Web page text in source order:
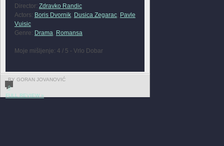
Director: Zdravko Randic
Actors: Boris Dvornik, Dusica Zegarac, Pavle
Vuisic
Genre: Drama Romansa
Moje mišljenje: 4 / 5 - Vrlo Dobar
BY GORAN JOVANOVIĆ
0
FULL REVIEW »